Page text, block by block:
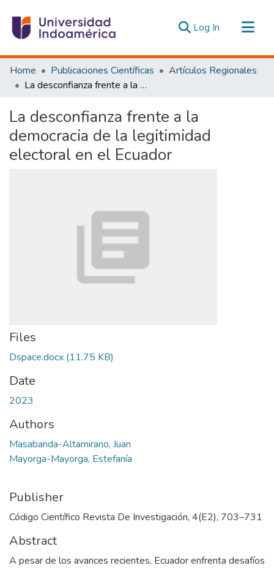
Log In (current)
Communities & Collections
All of DSpace
Estadísticas Externas
Home Publicaciones Científicas
Artículos Regionales
La desconfianza frente a la democracia de la legitimidad electoral en el Ecuador
La desconfianza frente a la
democracia de la legitimidad
electoral en el Ecuador
Files
Dspace.docx (11.75 KB)
Date
2023
Authors
Masabanda-Altamirano, Juan
Mayorga-Mayorga, Estefanía
Publisher
Código Científico Revista De Investigación, 4(E2), 703–731
Abstract
A pesar de los avances recientes, Ecuador enfrenta desafíos